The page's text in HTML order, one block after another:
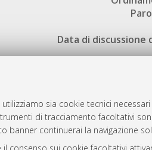
sia cookie tecnici
di tracciamento facoltativi
banner continuerai la navigazione
Data di discussione
AMS